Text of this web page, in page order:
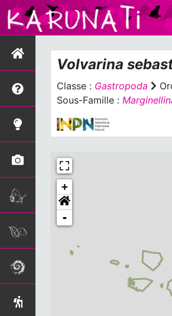
Volvarina
Classe : Gastropoda
Sous-Famille :
+
-